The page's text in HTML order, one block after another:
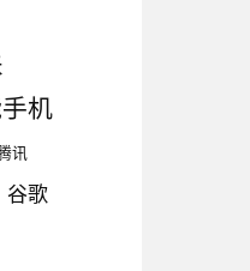
机
讯
谷歌